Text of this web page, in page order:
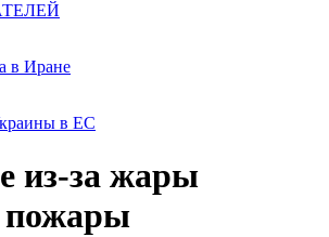
в Иране
в ЕС
из-за жары
пожары